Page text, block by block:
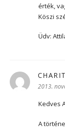
érték,
Köszi
Üdv:
2013.
Kedves
A